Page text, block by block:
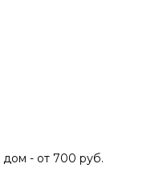
дом - от 700 руб.